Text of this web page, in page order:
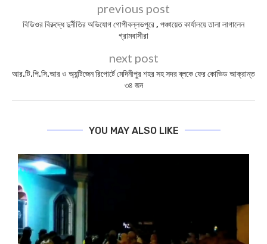
previous post
বিডিওর বিরুদ্ধে দুর্নীতির অভিযোগ গোপীবল্লভপুরে , পঞ্চায়েত কার্যালয়ে তালা লাগালেন
গ্রামবাসীরা
next post
আর.টি.পি.সি.‍আর ও অ্যন্টিজেন রিপোর্টে মেদিনীপুর শহর সহ সদর ব্লকে ফের কোভিড আক্রান্ত
৩৪ জন
YOU MAY ALSO LIKE